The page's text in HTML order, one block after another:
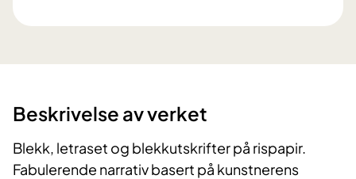
Beskrivelse av verket
Blekk, letraset og blekkutskrifter på rispapir.
Fabulerende narrativ basert på kunstnerens